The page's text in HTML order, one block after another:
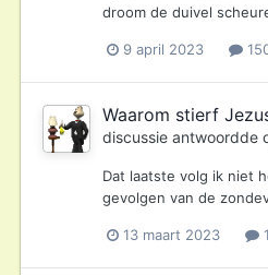
droom de duivel
9 april 2023
Waarom stierf
discussie antwoordde
Dat laatste volg ik niet
gevolgen van de
13 maart 2023